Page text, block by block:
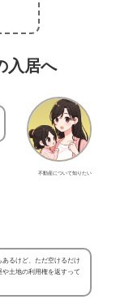
入居へ
不動産について知りたい
るけど、ただ空けるだけ
や土地の利用権を返すって